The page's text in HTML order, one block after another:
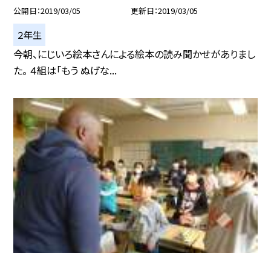
公開日 2019/03/05 更新日 2019/03/05
２年生
今朝、にじいろ絵本さんによる絵本の読み聞かせがありまし
た。 ４組は「もう ぬげな...